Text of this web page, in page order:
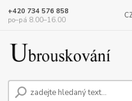
+420 734 576 858
po–pá 8.00–16.00